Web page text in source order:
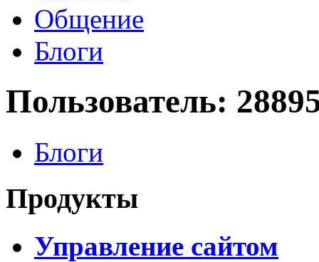
Общение
Блоги
Пользователь:
Блоги
Продукты
Управление сайтом